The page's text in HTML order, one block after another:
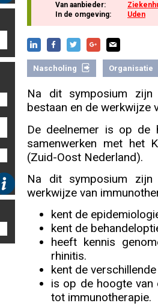
Van aanbieder:
In de omgeving:
Uden
Nascholing Organisatie
Na dit symposium zijn
bestaan en de werkwijze
De deelnemer is op
samenwerken met het
(Zuid-Oost Nederland).
Na dit symposium
werkwijze van
kent de
kent de
heeft kennis
rhinitis.
kent de
is op de hoogte van
tot immunotherapie.